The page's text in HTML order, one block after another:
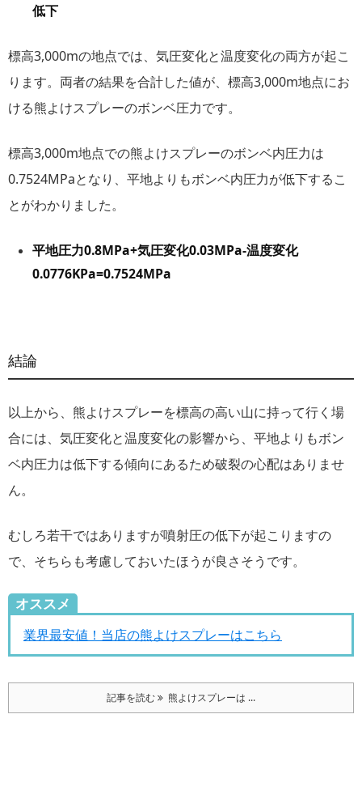
低下
標高3,000mの地点では、気圧変化と温度変化の両方が起こ
ります。両者の結果を合計した値が、標高3,000m地点にお
ける熊よけスプレーのボンベ圧力です。
標高3,000m地点での熊よけスプレーのボンベ内圧力は
0.7524MPaとなり、平地よりもボンベ内圧力が低下するこ
とがわかりました。
平地圧力0.8MPa+気圧変化0.03MPa-温度変化
0.0776KPa=0.7524MPa
結論
以上から、熊よけスプレーを標高の高い山に持って行く場
合には、気圧変化と温度変化の影響から、平地よりもボン
ベ内圧力は低下する傾向にあるため破裂の心配はありませ
ん。
むしろ若干ではありますが噴射圧の低下が起こりますの
で、そちらも考慮しておいたほうが良さそうです。
オススメ
業界最安値！当店の熊よけスプレーはこちら
記事を読む 熊よけスプレーは ...